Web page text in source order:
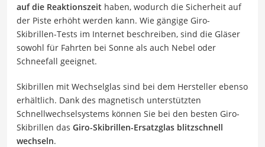
auf die Reaktionszeit haben, wodurch die Sicherheit auf
der Piste erhöht werden kann. Wie gängige Giro-
Skibrillen-Tests im Internet beschreiben, sind die Gläser
sowohl für Fahrten bei Sonne als auch Nebel oder
Schneefall geeignet.
Skibrillen mit Wechselglas sind bei dem Hersteller ebenso
erhältlich. Dank des magnetisch unterstützten
Schnellwechselsystems können Sie bei den besten Giro-
Skibrillen das Giro-Skibrillen-Ersatzglas blitzschnell
wechseln.